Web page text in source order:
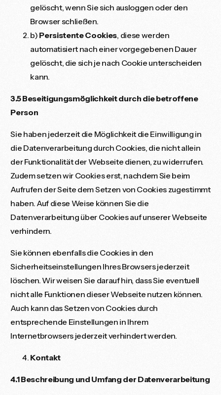
gelöscht, wenn Sie sich ausloggen oder den
Browser schließen.
b) Persistente Cookies, diese werden
automatisiert nach einer vorgegebenen Dauer
gelöscht, die sich je nach Cookie unterscheiden
kann.
3.5 Beseitigungsmöglichkeit durch die betroffene
Person
Sie haben jederzeit die Möglichkeit die Einwilligung in
die Datenverarbeitung durch Cookies, die nicht allein
der Funktionalität der Webseite dienen, zu widerrufen.
Zudem setzen wir Cookies erst, nachdem Sie beim
Aufrufen der Seite dem Setzen von Cookies zugestimmt
haben. Auf diese Weise können Sie die
Datenverarbeitung über Cookies auf unserer Webseite
verhindern.
Sie können ebenfalls die Cookies in den
Sicherheitseinstellungen Ihres Browsers jederzeit
löschen. Wir weisen Sie darauf hin, dass Sie eventuell
nicht alle Funktionen dieser Webseite nutzen können.
Auch kann das Setzen von Cookies durch
entsprechende Einstellungen in Ihrem
Internetbrowsers jederzeit verhindert werden.
Kontakt
4.1 Beschreibung und Umfang der Datenverarbeitung